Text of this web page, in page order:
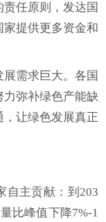
任原则，发达国
提供更多资金和
需求巨大。各国
弥补绿色产能缺
让绿色发展真正
自主贡献：到203
比峰值下降7%-1